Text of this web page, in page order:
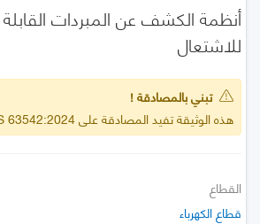
أنظمة الكشف عن المبردات القابلة
للاشتعال
تبني بالمصادقة !
هذه الوثيقة تفيد المصادقة على IEC TS 63542:2024
القطاع
قطاع الكهرباء